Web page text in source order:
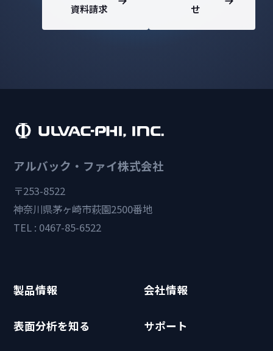
資料請求
せ
アルバック・ファイ株式会社
〒253-8522
神奈川県茅ヶ崎市萩園2500番地
TEL : 0467-85-6522
製品情報 会社情報
表面分析を知る サポート